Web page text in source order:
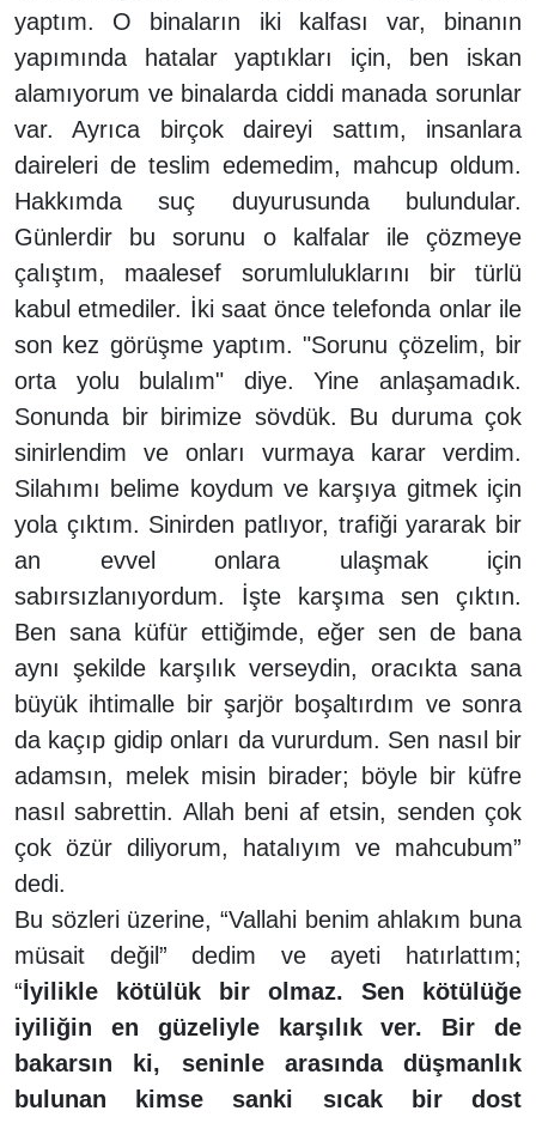
yaptım. O binaların iki kalfası var, binanın
yapımında hatalar yaptıkları için, ben iskan
alamıyorum ve binalarda ciddi manada sorunlar
var. Ayrıca birçok daireyi sattım, insanlara
daireleri de teslim edemedim, mahcup oldum.
Hakkımda suç duyurusunda bulundular.
Günlerdir bu sorunu o kalfalar ile çözmeye
çalıştım, maalesef sorumluluklarını bir türlü
kabul etmediler. İki saat önce telefonda onlar ile
son kez görüşme yaptım. "Sorunu çözelim, bir
orta yolu bulalım" diye. Yine anlaşamadık.
Sonunda bir birimize sövdük. Bu duruma çok
sinirlendim ve onları vurmaya karar verdim.
Silahımı belime koydum ve karşıya gitmek için
yola çıktım. Sinirden patlıyor, trafiği yararak bir
an evvel onlara ulaşmak için
sabırsızlanıyordum. İşte karşıma sen çıktın.
Ben sana küfür ettiğimde, eğer sen de bana
aynı şekilde karşılık verseydin, oracıkta sana
büyük ihtimalle bir şarjör boşaltırdım ve sonra
da kaçıp gidip onları da vururdum. Sen nasıl bir
adamsın, melek misin birader; böyle bir küfre
nasıl sabrettin. Allah beni af etsin, senden çok
çok özür diliyorum, hatalıyım ve mahcubum”
dedi.
Bu sözleri üzerine, “Vallahi benim ahlakım buna
müsait değil” dedim ve ayeti hatırlattım;
“İyilikle kötülük bir olmaz. Sen kötülüğe
iyiliğin en güzeliyle karşılık ver. Bir de
bakarsın ki, seninle arasında düşmanlık
bulunan kimse sanki sıcak bir dost